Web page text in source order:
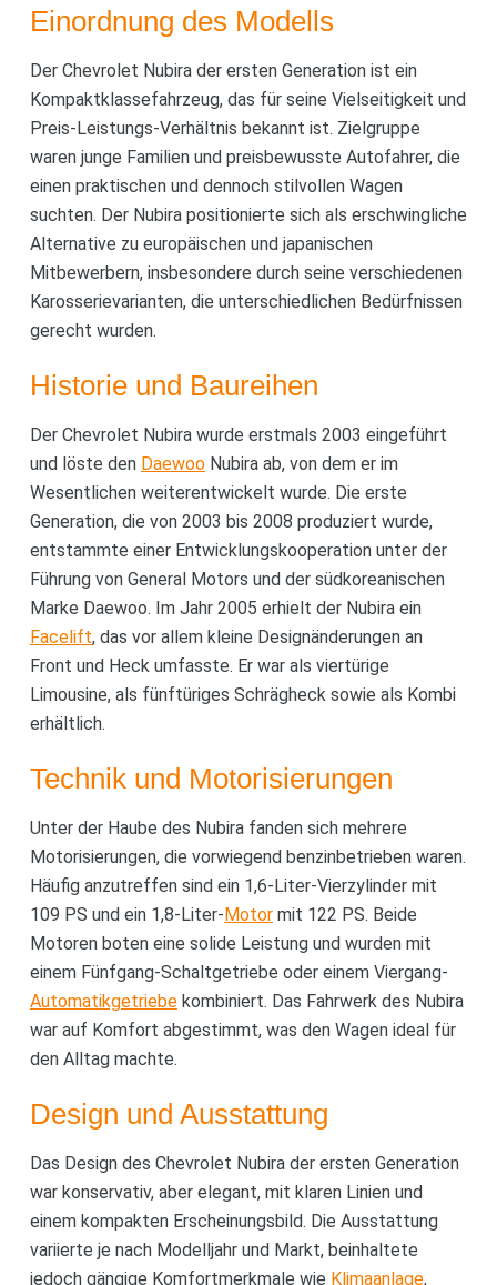
Einordnung des Modells
Der Chevrolet Nubira der ersten Generation ist ein
Kompaktklassefahrzeug, das für seine Vielseitigkeit und
Preis-Leistungs-Verhältnis bekannt ist. Zielgruppe
waren junge Familien und preisbewusste Autofahrer, die
einen praktischen und dennoch stilvollen Wagen
suchten. Der Nubira positionierte sich als erschwingliche
Alternative zu europäischen und japanischen
Mitbewerbern, insbesondere durch seine verschiedenen
Karosserievarianten, die unterschiedlichen Bedürfnissen
gerecht wurden.
Historie und Baureihen
Der Chevrolet Nubira wurde erstmals 2003 eingeführt
und löste den DaewooNubira ab, von dem er im
Wesentlichen weiterentwickelt wurde. Die erste
Generation, die von 2003 bis 2008 produziert wurde,
entstammte einer Entwicklungskooperation unter der
Führung von General Motors und der südkoreanischen
Marke Daewoo. Im Jahr 2005 erhielt der Nubira ein
Facelift, das vor allem kleine Designänderungen an
Front und Heck umfasste. Er war als viertürige
Limousine, als fünftüriges Schrägheck sowie als Kombi
erhältlich.
Technik und Motorisierungen
Unter der Haube des Nubira fanden sich mehrere
Motorisierungen, die vorwiegend benzinbetrieben waren.
Häufig anzutreffen sind ein 1,6-Liter-Vierzylinder mit
109 PS und ein 1,8-Liter-Motormit 122 PS. Beide
Motoren boten eine solide Leistung und wurden mit
einem Fünfgang-Schaltgetriebe oder einem Viergang-
Automatikgetriebekombiniert. Das Fahrwerk des Nubira
war auf Komfort abgestimmt, was den Wagen ideal für
den Alltag machte.
Design und Ausstattung
Das Design des Chevrolet Nubira der ersten Generation
war konservativ, aber elegant, mit klaren Linien und
einem kompakten Erscheinungsbild. Die Ausstattung
variierte je nach Modelljahr und Markt, beinhaltete
jedoch gängige Komfortmerkmale wie Klimaanlage,